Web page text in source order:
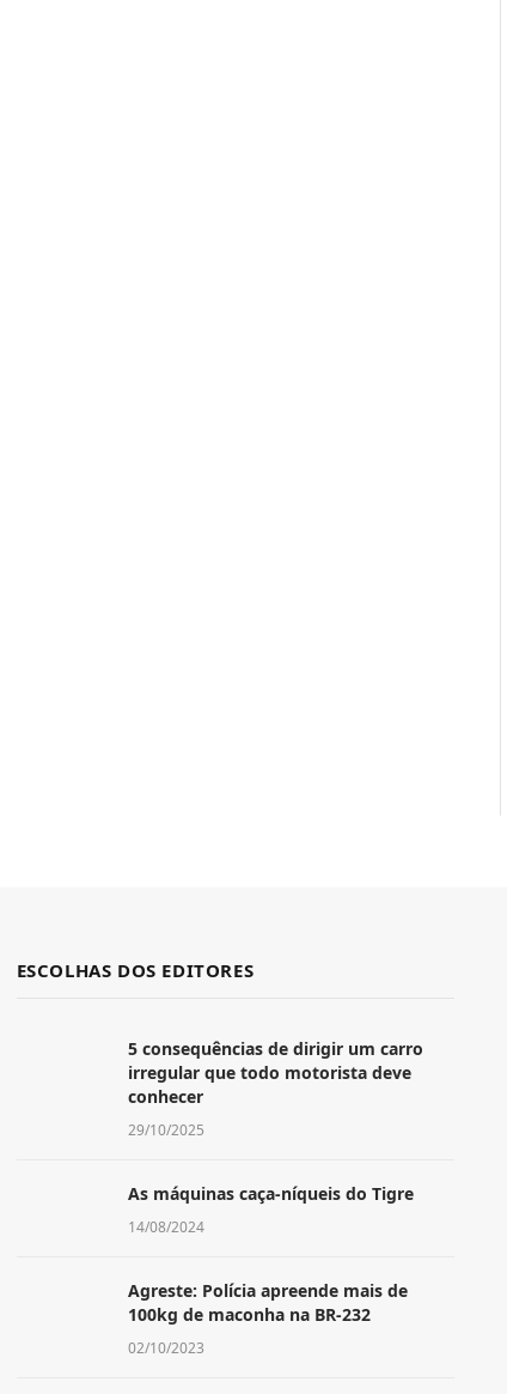
ESCOLHAS DOS EDITORES
5 consequências de dirigir um carro
irregular que todo motorista deve
conhecer
29/10/2025
As máquinas caça-níqueis do Tigre
14/08/2024
Agreste: Polícia apreende mais de
100kg de maconha na BR-232
02/10/2023